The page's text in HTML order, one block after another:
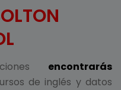
encontrarás
de inglés y datos